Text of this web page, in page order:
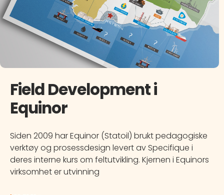
Field Development i
Equinor
Siden 2009 har Equinor (Statoil) brukt pedagogiske
verktøy og prosessdesign levert av Specifique i
deres interne kurs om feltutvikling. Kjernen i Equinors
virksomhet er utvinning